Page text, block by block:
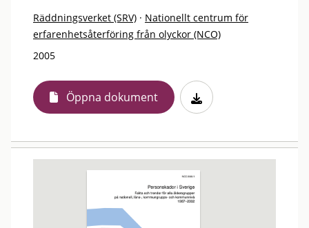
Räddningsverket (SRV) · Nationellt centrum för
erfarenhetsåterföring från olyckor (NCO)
2005
Öppna dokument